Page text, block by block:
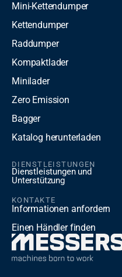
Mini-Kettendumper
Kettendumper
Raddumper
Kompaktlader
Minilader
Zero Emission
Bagger
Katalog herunterladen
DIENSTLEISTUNGEN
Dienstleistungen und
Unterstützung
KONTAKTE
Informationen anfordern
Einen Händler finden